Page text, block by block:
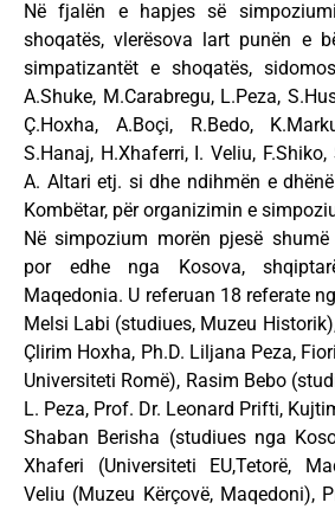
Në fjalën e hapjes së
shoqatës, vlerësova lart punën e
simpatizantët e shoqatës,
A.Shuke, M.Carabregu, L.Peza,
Ç.Hoxha, A.Boçi, R.Bedo,
S.Hanaj, H.Xhaferri, I. Veliu, F.Shiko,
A. Altari etj. si dhe ndihmën e
Kombëtar, për organizimin e
Në simpozium morën pjesë
por edhe nga Kosova,
Maqedonia. U referuan 18 referate
Melsi Labi (studiues, Muzeu
Çlirim Hoxha, Ph.D. Liljana Peza,
Universiteti Romë), Rasim Bebo
L. Peza, Prof. Dr. Leonard Prifti,
Shaban Berisha (studiues nga
Xhaferi (Universiteti EU,Tetorë,
Veliu (Muzeu Kërçovë, Maqedoni),